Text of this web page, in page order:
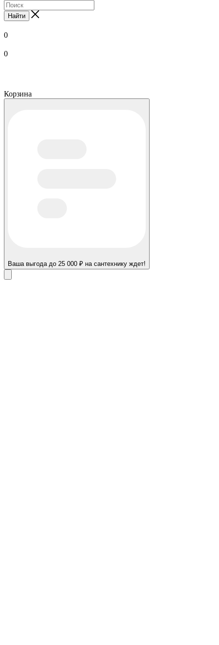
Найти
0
0
Корзина
Ваша выгода до 25 000 ₽ на сантехнику ждет!